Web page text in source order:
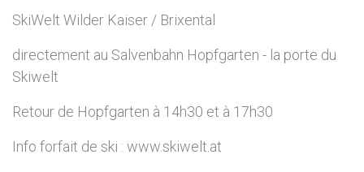
SkiWelt Wilder Kaiser / Brixental
directement au Salvenbahn Hopfgarten - la porte du
Skiwelt
Retour de Hopfgarten à 14h30 et à 17h30
Info forfait de ski : www.skiwelt.at